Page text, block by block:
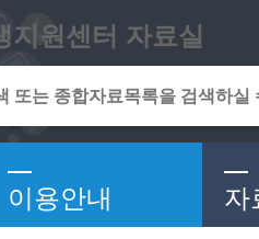
지원센터 자료실
이용안내 자